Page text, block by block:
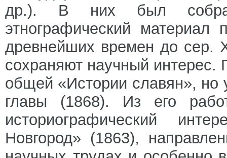
др.). В них был собран
этнографический
древнейших времен до сер.
сохраняют научный интерес.
общей «Истории славян», но
главы (1868). Из его
историографический
Новгород» (1863),